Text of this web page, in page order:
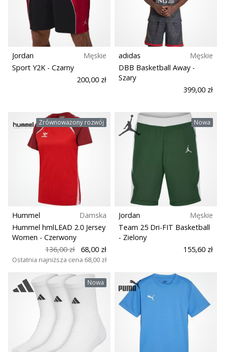
Jordan
Męskie
Sport Y2K - Czarny
200,00 zł
adidas
Męskie
DBB Basketball Away -
Szary
399,00 zł
Zrównoważony rozwój
Hummel
Damska
Hummel hmlLEAD 2.0 Jersey
Women - Czerwony
136,00 zł
68,00 zł
Ostatnia najniższa cena 68,00 zł
Nowa
Jordan
Męskie
Team 25 Dri-FIT Basketball
- Zielony
155,60 zł
Nowa